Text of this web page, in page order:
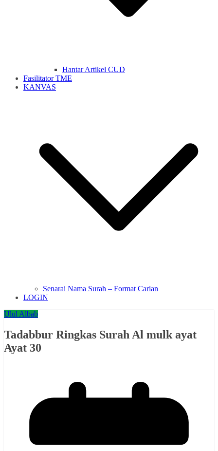
Hantar Artikel CUD
Fasilitator TME
KANVAS
Senarai Nama Surah – Format Carian
LOGIN
Ulul Albab
Tadabbur Ringkas Surah Al mulk ayat
Ayat 30